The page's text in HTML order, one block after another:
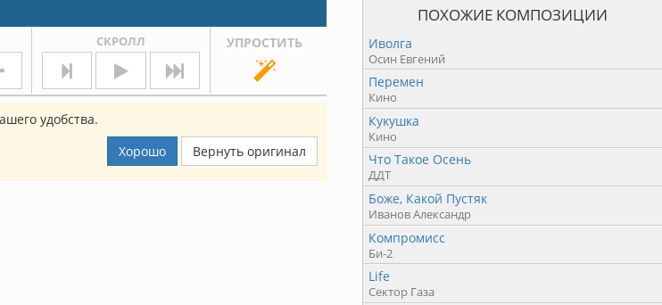
СКРОЛЛ УПРОСТИТЬ
удобства.
Хорошо Вернуть оригинал
ПОХОЖИЕ КОМПОЗИЦИИ
Иволга
Осин Евгений
Перемен
Кино
Кукушка
Кино
Что Такое Осень
ДДТ
Боже, Какой Пустяк
Иванов Александр
Компромисс
Би-2
Life
Сектор Газа